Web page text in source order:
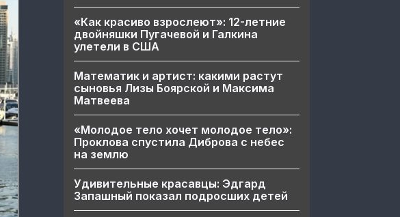
«Как красиво взрослеют»: 12-летние
двойняшки Пугачевой и Галкина
улетели в США
Математик и артист: какими растут
сыновья Лизы Боярской и Максима
Матвеева
«Молодое тело хочет молодое тело»:
Проклова спустила Диброва с небес
на землю
Удивительные красавцы: Эдгард
Запашный показал подросших детей